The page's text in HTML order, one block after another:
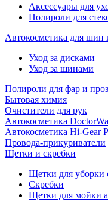
Аксессуары для
Полироли для
Автокосметика для шин
Уход за дисками
Уход за шинами
Полироли для фар и
Бытовая химия
Очистители для рук
Автокосметика
Автокосметика Hi-Gear
Провода-прикуриватели
Щетки и скребки
Щетки для уборки
Скребки
Щетки для мойки